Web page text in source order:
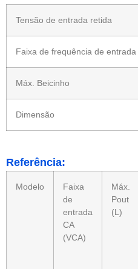
Tensão de entrada retida
Faixa de frequência de entrada
Máx. Beicinho
Dimensão
Referência:
Modelo
Faixa
de
entrada
CA
(VCA)
Máx.
Pout
(L)